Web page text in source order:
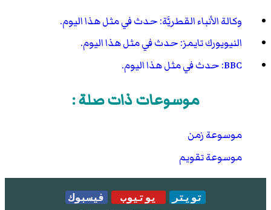
وكالة الأنباء القطريَّة: حدث في مثل هذا اليوم.
النيويورك تايمز: حدث في مثل هذا اليوم.
BBC: حدث في مثل هذا اليوم.
موسوعات ذات صلة :
موسوعة زمن
موسوعة تقويم
تويتر يوتيوب
فيسبوك